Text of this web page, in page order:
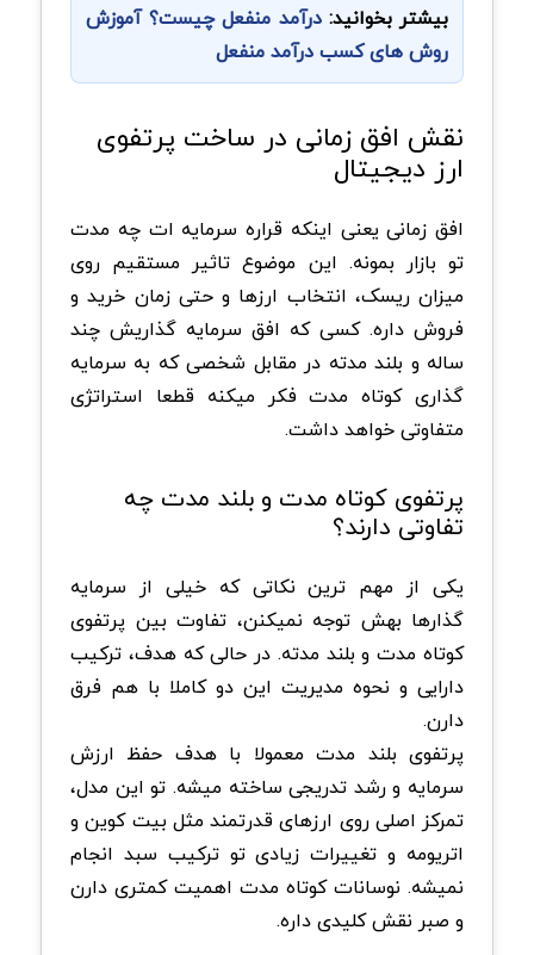
بیشتر بخوانید:درآمد منفعل چیست؟ آموزش
روش های کسب درآمد منفعل
نقش افق زمانی در ساخت پرتفوی
ارز دیجیتال
افق زمانی یعنی اینکه قراره سرمایه ات چه مدت
تو بازار بمونه. این موضوع تاثیر مستقیم روی
میزان ریسک، انتخاب ارزها و حتی زمان خرید و
فروش داره. کسی که افق سرمایه گذاریش چند
ساله و بلند مدته در مقابل شخصی که به سرمایه
گذاری کوتاه مدت فکر میکنه قطعا استراتژی
متفاوتی خواهد داشت.
پرتفوی کوتاه مدت و بلند مدت چه
تفاوتی دارند؟
یکی از مهم ترین نکاتی که خیلی از سرمایه
گذارها بهش توجه نمیکنن، تفاوت بین پرتفوی
کوتاه مدت و بلند مدته. در حالی که هدف، ترکیب
دارایی و نحوه مدیریت این دو کاملا با هم فرق
دارن.
پرتفوی بلند مدت معمولا با هدف حفظ ارزش
سرمایه و رشد تدریجی ساخته میشه. تو این مدل،
تمرکز اصلی روی ارزهای قدرتمند مثل بیت کوین و
اتریومه و تغییرات زیادی تو ترکیب سبد انجام
نمیشه. نوسانات کوتاه مدت اهمیت کمتری دارن
و صبر نقش کلیدی داره.